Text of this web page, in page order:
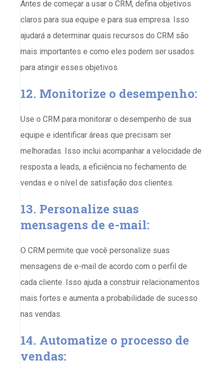
Antes de começar a usar o CRM, defina objetivos
claros para sua equipe e para sua empresa. Isso
ajudará a determinar quais recursos do CRM são
mais importantes e como eles podem ser usados
para atingir esses objetivos.
12. Monitorize o desempenho:
Use o CRM para monitorar o desempenho de sua
equipe e identificar áreas que precisam ser
melhoradas. Isso inclui acompanhar a velocidade de
resposta a leads, a eficiência no fechamento de
vendas e o nível de satisfação dos clientes.
13. Personalize suas
mensagens de e-mail:
O CRM permite que você personalize suas
mensagens de e-mail de acordo com o perfil de
cada cliente. Isso ajuda a construir relacionamentos
mais fortes e aumenta a probabilidade de sucesso
nas vendas.
14. Automatize o processo de
vendas: